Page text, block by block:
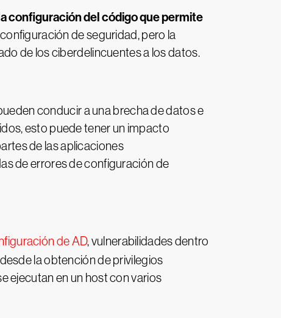
configuración del código que permite
de seguridad, pero la
de los ciberdelincuentes a los datos.
conducir a una brecha de datos e
esto puede tener un impacto
de las aplicaciones
de errores de configuración de
de AD, vulnerabilidades dentro
la obtención de privilegios
ejecutan en un host con varios